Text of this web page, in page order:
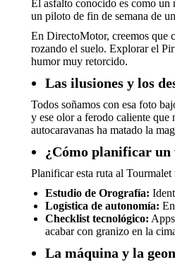
El asfalto conocido es como un
un piloto de fin de semana de
En DirectoMotor, creemos que
rozando el suelo. Explorar el
humor muy retorcido.
Las ilusiones y los
Todos soñamos con esa foto
y ese olor a ferodo caliente
autocaravanas ha matado la
¿Cómo planificar un
Planificar esta ruta al
Estudio de Orografía:
Logística de autonomía:
Checklist tecnológico:
acabar con granizo en la
La máquina y la